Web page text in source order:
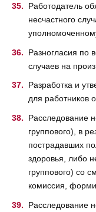
Работодатель
несчастного
Разногласия по
случаев на
Разработка и
для работников
Расследование
группового), в
пострадавших
здоровья, либо
группового) со
комиссия,
Расследование